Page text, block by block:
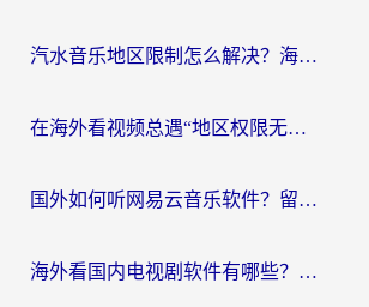
汽水音乐地区限制怎么解决？海外听国内音乐的实用指南来了
在海外看视频总遇“地区权限无法观看”？这篇攻略帮你轻松解锁国内影视动漫
国外如何听网易云音乐软件？留学生亲测有效的回国加速方案
海外看国内电视剧软件有哪些？海外党专属追剧指南来了